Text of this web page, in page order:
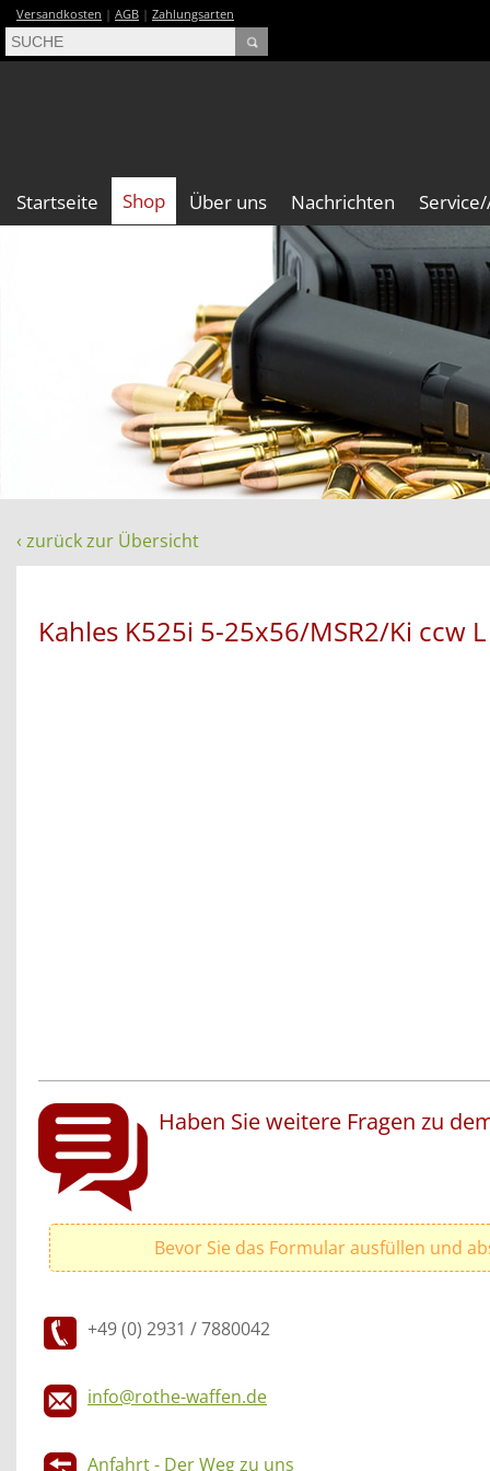
Versandkosten | AGB | Zahlungsarten
Startseite Shop Über uns Nachrichten
‹ zurück zur Übersicht
Kahles K525i 5-25x56/MSR2/Ki ccw L
Haben Sie weitere Fragen zu
Bevor Sie das Formular ausfüllen und
+49 (0) 2931 / 7880042
info@rothe-waffen.de
Anfahrt - Der Weg zu uns